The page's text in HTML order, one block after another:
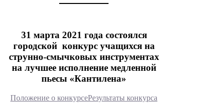
31 марта 2021 года состоялся
городской конкурс учащихся на
струнно-смычковых инструментах
на лучшее исполнение медленной
пьесы «Кантилена»
Положение о конкурсеРезультаты конкурса